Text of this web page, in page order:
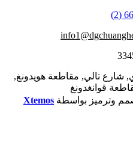
شارع تالي, مقاطعة هويدونغ,
قوانغدونغ
Xtemos